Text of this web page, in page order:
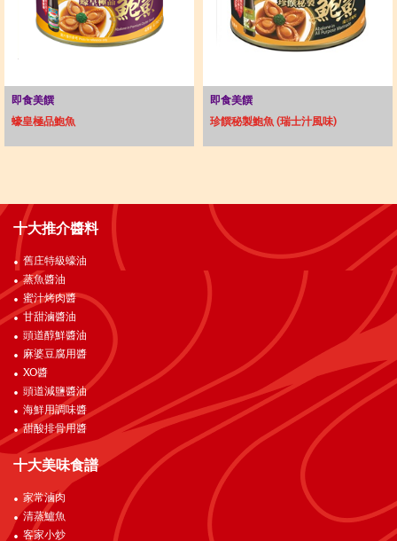
即食美饌
蠔皇極品鮑魚
即食美饌
珍饌秘製鮑魚 (瑞士汁風味)
十大推介醬料
舊庄特級蠔油
蒸魚醬油
蜜汁烤肉醬
甘甜滷醬油
頭道醇鮮醬油
麻婆豆腐用醬
XO醬
頭道減鹽醬油
海鮮用調味醬
甜酸排骨用醬
十大美味食譜
家常滷肉
清蒸鱸魚
客家小炒